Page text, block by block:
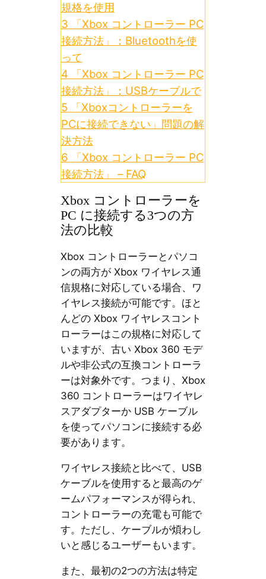
規格を使用
3
「Xbox コントローラー PC
接続方法」：Bluetoothを使
って
4
「Xbox コントローラー PC
接続方法」：USBケーブルで
5
「Xboxコントローラーを
PCに接続できない」問題の解
決方法
6
「Xbox コントローラー PC
接続方法」 – FAQ
Xbox コントローラーを
PC に接続する3つの方
法の比較
Xbox コントローラーとパソコ
ンの両方が Xbox ワイヤレス通
信規格に対応している場合、ワ
イヤレス接続が可能です。ほと
んどの Xbox ワイヤレスコント
ローラーはこの規格に対応して
いますが、古い Xbox 360 モデ
ルや非公式の互換コントローラ
ーは対象外です。つまり、Xbox
360 コントローラーはワイヤレ
スアダプターか USB ケーブル
を使ってパソコンに接続する必
要があります。
ワイヤレス接続と比べて、USB
ケーブルを使用すると最高のゲ
ームパフォーマンスが得られ、
コントローラーの充電も可能で
す。ただし、ケーブルが煩わし
いと感じるユーザーもいます。
また、最初の2つの方法は特定